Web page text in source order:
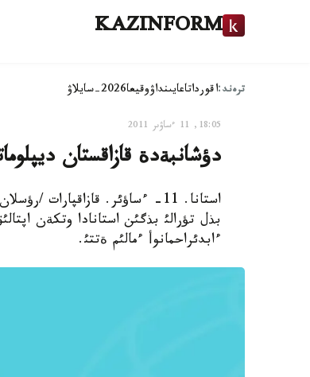
KAZINFORM
ترەند:اقورداتاعايىنداۋوقيعا2026-سايلاۋ
18:05, 11 ءساۋىر 2011
دؤشانبةدة قازاقستان
استانا. 11- ءساؤئر.
بذل تؤرالئ بذگئن استانادا وتكةن
ءابدئراحمانوأ ءمالئم ةتتئ.